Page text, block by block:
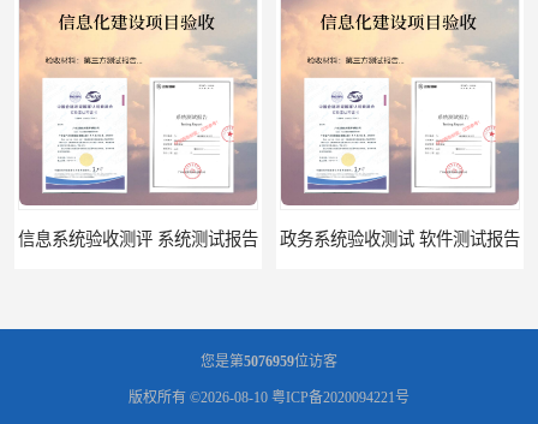
信息系统验收测评 系统测试报告 政务系统验收测试 软件测试报告
您是第5076959位访客
版权所有 ©2026-08-10 粤ICP备2020094221号